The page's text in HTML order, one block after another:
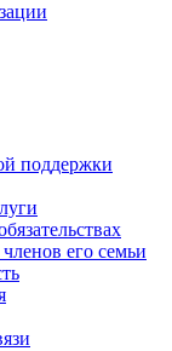
поддержки
его семьи